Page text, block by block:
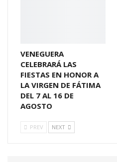
VENEGUERA
CELEBRARÁ LAS
FIESTAS EN HONOR A
LA VIRGEN DE FÁTIMA
DEL 7 AL 16 DE
AGOSTO
PREV NEXT